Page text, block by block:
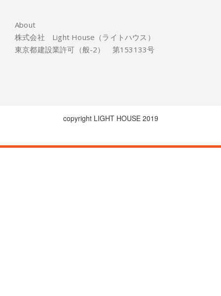
About
株式会社 Light House（ライトハウス）
東京都建設業許可（般-2） 第153133号
copyright LIGHT HOUSE 2019